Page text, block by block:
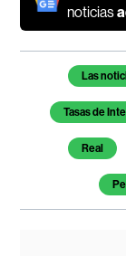
noticias
Temas de
Las
Tasas de
Real